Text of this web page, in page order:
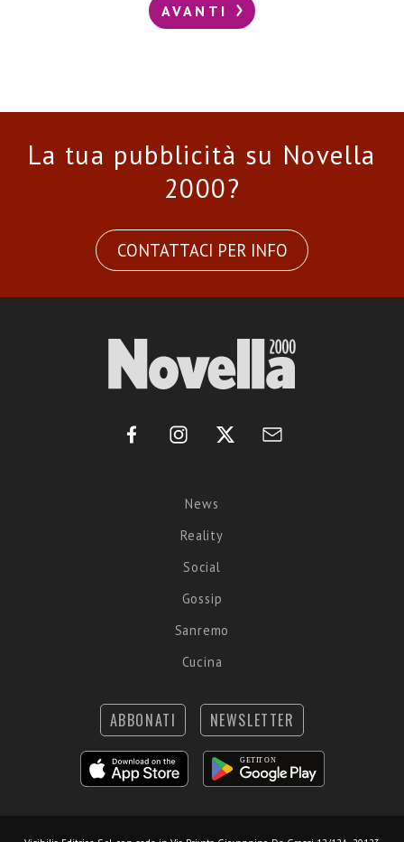
AVANTI
La tua pubblicità su Novella
2000?
CONTATTACI PER INFO
News
Reality
Social
Gossip
Sanremo
Cucina
ABBONATI NEWSLETTER